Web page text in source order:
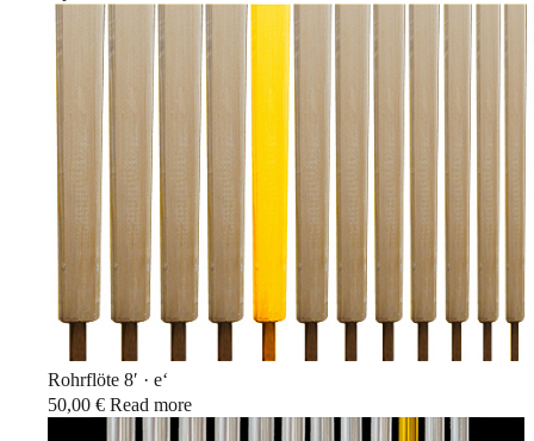
Orgelakademie 2022
Orgelherbst 2021
Benefiz
Rohrflöte 8′ · e‘
50,00 € Read more